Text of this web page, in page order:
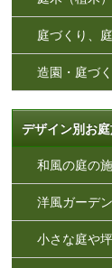
庭づくり、
造園・庭づ
デザイン別お庭
和風の庭の
洋風ガーデ
小さな庭や